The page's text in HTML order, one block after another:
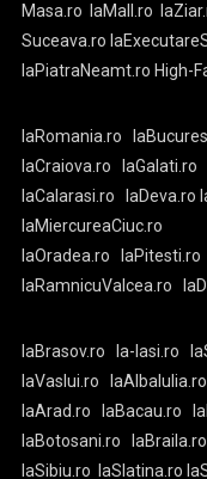
Masa.ro
laMall.ro
Suceava.ro
laPiatraNeamt.ro High-
laRomania.ro
laCraiova.ro
laGalati.ro
laCalarasi.ro
laDeva.ro
laMiercureaCiuc.ro
laOradea.ro
laPitesti.ro
laRamnicuValcea.ro
laBrasov.ro la-Iasi.ro
laVaslui.ro
laAlbaIulia.ro
laArad.ro
laBacau.ro
laBotosani.ro
laBraila.ro
laSibiu.ro
laSlatina.ro